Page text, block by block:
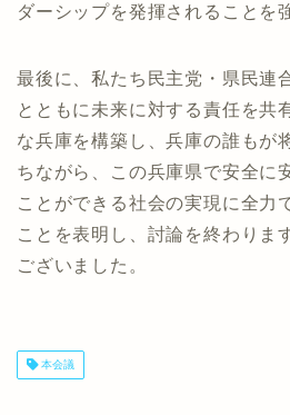
ダーシップを発揮されることを
最後に、私たち民主党・県民連
とともに未来に対する責任を共
な兵庫を構築し、兵庫の誰もが
ちながら、この兵庫県で安全に
ことができる社会の実現に全力
ことを表明し、討論を終わりま
ございました。
本会議